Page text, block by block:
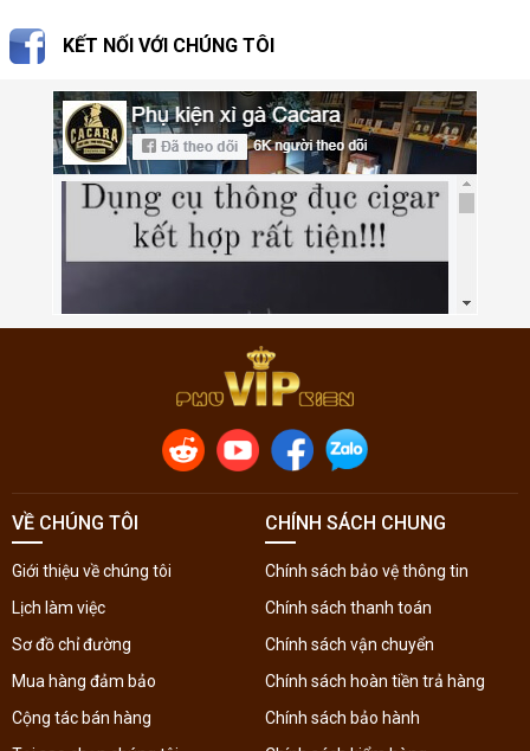
KẾT NỐI VỚI CHÚNG TÔI
VỀ CHÚNG TÔI
Giới thiệu về chúng tôi
Lịch làm việc
Sơ đồ chỉ đường
Mua hàng đảm bảo
Cộng tác bán hàng
CHÍNH SÁCH CHUNG
Chính sách bảo vệ thông tin
Chính sách thanh toán
Chính sách vận chuyển
Chính sách hoàn tiền trả hàng
Chính sách bảo hành